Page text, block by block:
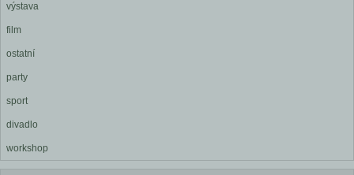
výstava
film
ostatní
party
sport
divadlo
workshop